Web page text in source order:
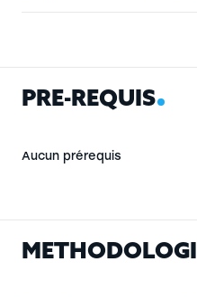
PRÉ-REQUIS
Aucun prérequis
MÉTHODOLOGI